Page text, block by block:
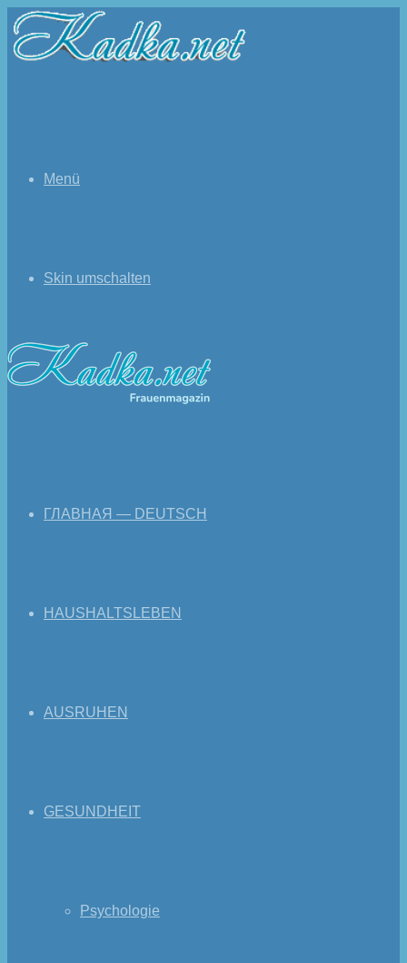
Menü
Skin umschalten
ГЛАВНАЯ — DEUTSCH
HAUSHALTSLEBEN
AUSRUHEN
GESUNDHEIT
Psychologie